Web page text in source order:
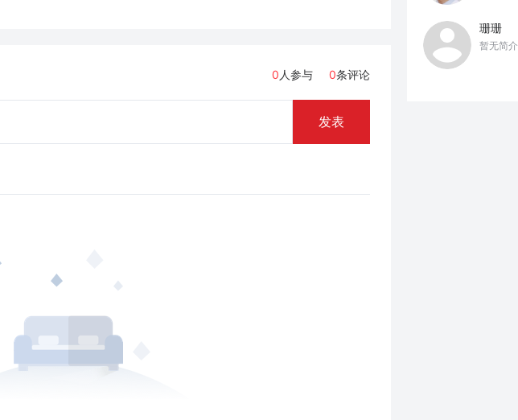
0 人参与 0条评论
发表
珊珊
暂无简介